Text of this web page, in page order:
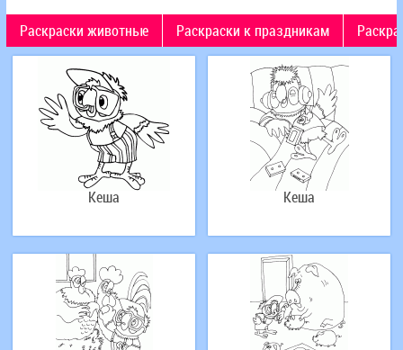
Раскраски животные Раскраски к праздникам
Кеша Кеша